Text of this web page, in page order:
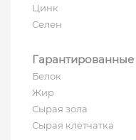
Цинк
Селен
Гарантированные
Белок
Жир
Сырая зола
Сырая клетчатка